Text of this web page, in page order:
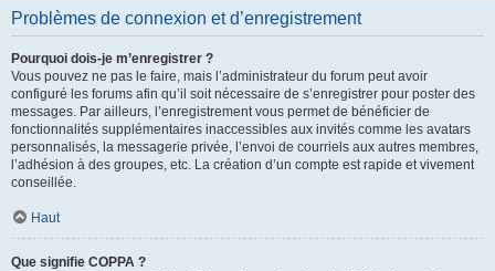
Problèmes de connexion et d’enregistrement
Pourquoi dois-je m’enregistrer ?
Vous pouvez ne pas le faire, mais l’administrateur du forum peut avoir
configuré les forums afin qu’il soit nécessaire de s’enregistrer pour poster des
messages. Par ailleurs, l’enregistrement vous permet de bénéficier de
fonctionnalités supplémentaires inaccessibles aux invités comme les avatars
personnalisés, la messagerie privée, l’envoi de courriels aux autres membres,
l’adhésion à des groupes, etc. La création d’un compte est rapide et vivement
conseillée.
Haut
Que signifie COPPA ?